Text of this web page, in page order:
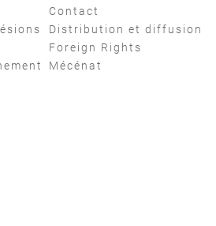
Contact
Distribution et diffusion
Foreign Rights
Mécénat